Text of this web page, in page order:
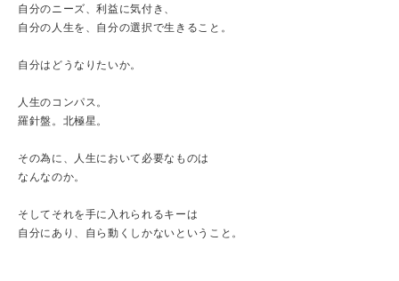
自分のニーズ、利益に気付き、
自分の人生を、自分の選択で生きること。
自分はどうなりたいか。
人生のコンパス。
羅針盤。北極星。
その為に、人生において必要なものは
なんなのか。
そしてそれを手に入れられるキーは
自分にあり、自ら動くしかないということ。